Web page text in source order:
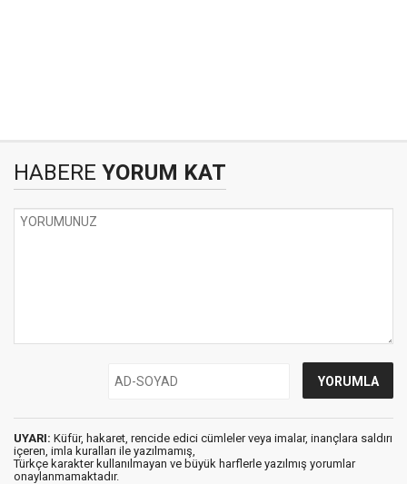
HABERE YORUM KAT
UYARI: Küfür, hakaret, rencide edici cümleler veya imalar, inançlara saldırı
içeren, imla kuralları ile yazılmamış,
Türkçe karakter kullanılmayan ve büyük harflerle yazılmış yorumlar
onaylanmamaktadır.